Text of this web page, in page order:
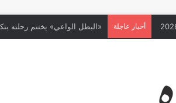
أخبار عاجلة